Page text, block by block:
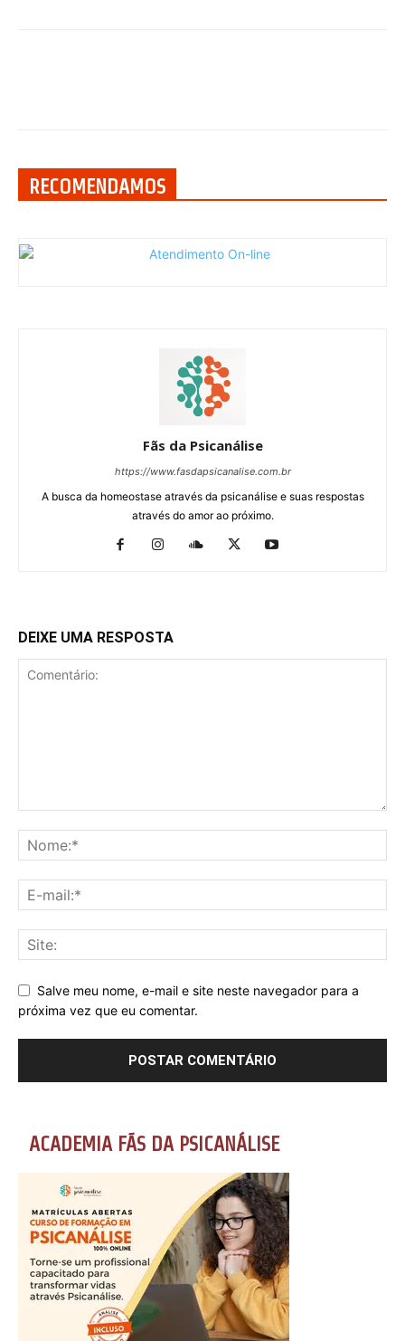
RECOMENDAMOS
Fãs da Psicanálise
https://www.fasdapsicanalise.com.br
A busca da homeostase através da psicanálise e suas respostas
através do amor ao próximo.
DEIXE UMA RESPOSTA
Salve meu nome, e-mail e site neste navegador para a
próxima vez que eu comentar.
ACADEMIA FÃS DA PSICANÁLISE